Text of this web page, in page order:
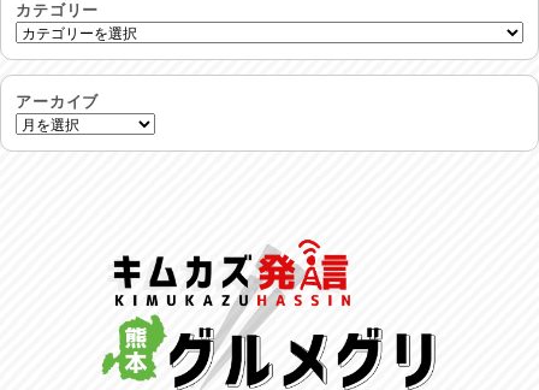
土用丑の日♪
2026/07/28
リスナーの集い！
2026/07/25
馬肉料理 桜馬亭
2026/07/24
カテゴリー
アーカイブ